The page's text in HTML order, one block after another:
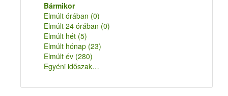
Bármikor
Elmúlt órában (0)
Elmúlt 24 órában (0)
Elmúlt hét (5)
Elmúlt hónap (23)
Elmúlt év (280)
Egyéni időszak…